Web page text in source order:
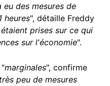
des mesures de
heures", détaille Freddy
prises sur ce qui
sur l'économie".
marginales", confirme
peu de mesures